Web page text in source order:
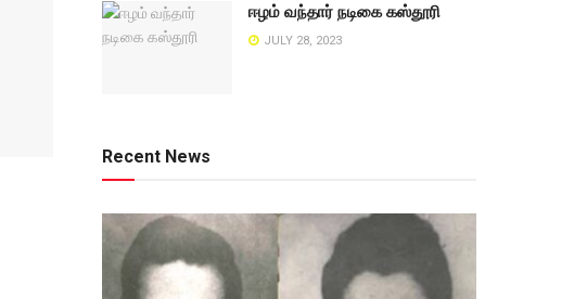
ஈழம் வந்தார் நடிகை கஸ்தூரி
JULY 28, 2023
Recent News